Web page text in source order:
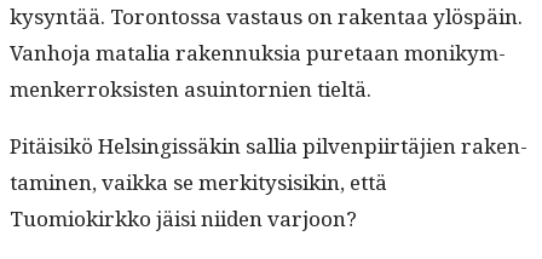
kysyn­tää. Toron­tossa vas­taus on rak­en­taa ylöspäin.
Van­ho­ja matalia raken­nuk­sia pure­taan monikym­
menker­roksis­ten asuin­tornien tieltä.
Pitäisikö Helsingis­säkin sal­lia pil­ven­pi­irtäjien rak­en­
t­a­mi­nen, vaik­ka se merk­i­t­y­sisikin, että
Tuomiokirkko jäisi niiden varjoon?